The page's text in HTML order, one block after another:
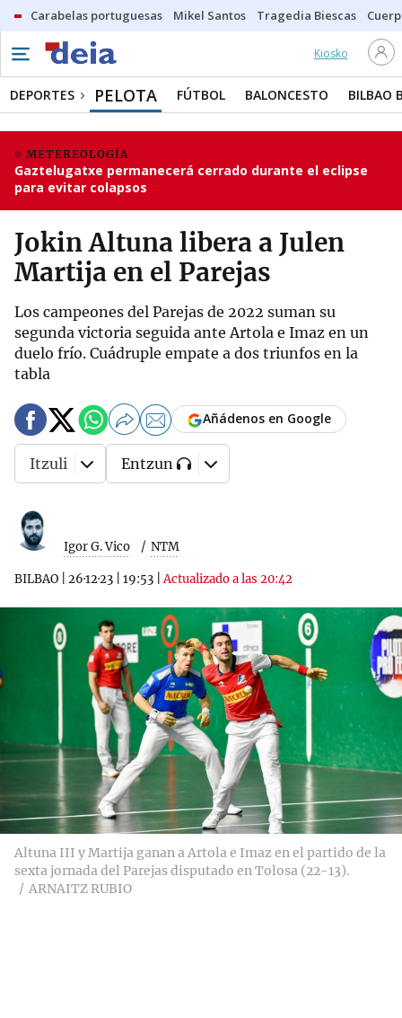
Carabelas portuguesas Mikel Santos Tragedia Biescas
Kiosko
DEPORTES PELOTA FÚTBOL BALONCESTO BILBAO
METEREOLOGÍA
Gaztelugatxe permanecerá cerrado durante el eclipse
para evitar colapsos
Jokin Altuna libera a Julen
Martija en el Parejas
Los campeones del Parejas de 2022 suman su
segunda victoria seguida ante Artola e Imaz en un
duelo frío. Cuádruple empate a dos triunfos en la
tabla
Igor G. Vico NTM
BILBAO 26·12·23 19:53 |Actualizado a las 20:42
Añádenos en Google
Itzuli Entzun
Altuna III y Martija ganan a Artola e Imaz en el partido de la
sexta jornada del Parejas disputado en Tolosa (22-13).
ARNAITZ RUBIO